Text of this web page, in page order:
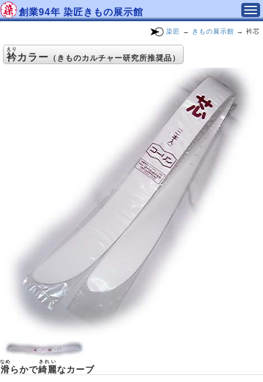
創業94年 染匠きもの展示館
染匠 → きもの展示館 → 衿芯
衿
えり
カラー （きものカルチャー研究所推奨品）
滑
なめ
らかで綺麗
きれい
なカーブ